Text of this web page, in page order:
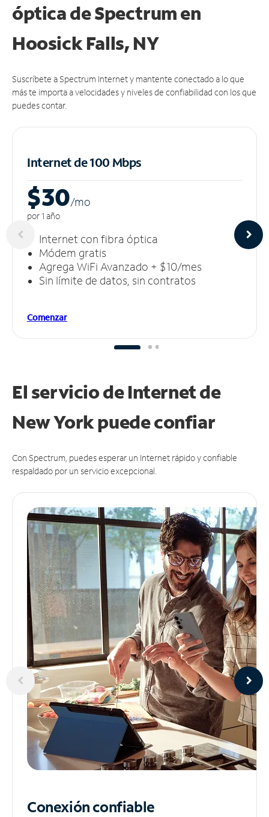
óptica de Spectrum en
Hoosick Falls, NY
Suscríbete a Spectrum Internet y mantente conectado a lo que
más te importa a velocidades y niveles de confiabilidad con los que
puedes contar.
Internet de 100 Mbps
$30/mo
por 1 año
Internet con fibra óptica
Módem gratis
Agrega WiFi Avanzado + $10/mes
Sin límite de datos, sin contratos
Comenzar
El servicio de Internet de
New York puedeconfiar
Con Spectrum, puedes esperar un Internet rápido y confiable
respaldado por un servicio excepcional.
Conexión confiable